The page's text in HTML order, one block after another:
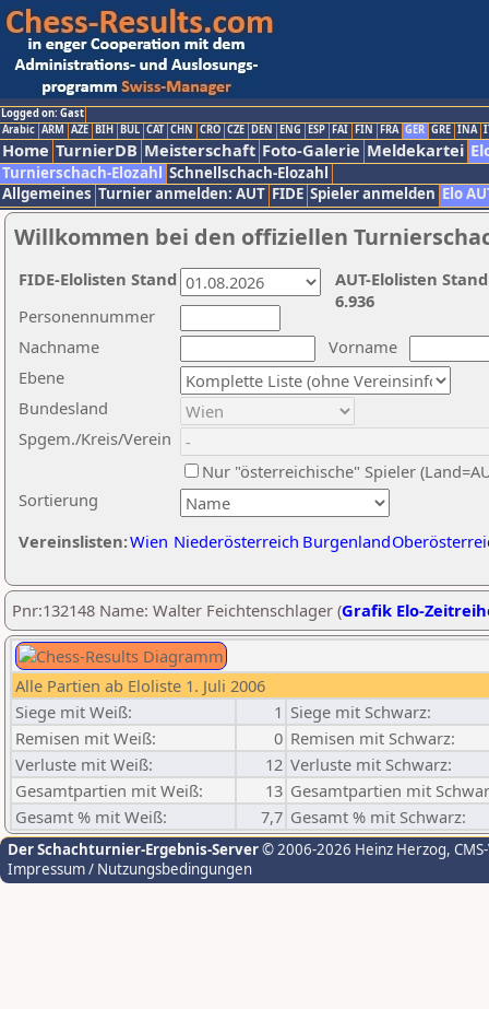
Logged on: Gast
Arabic ARM AZE BIH BUL CAT CHN CRO CZE DEN ENG ESP FAI FIN FRA GER GRE INA
Home TurnierDB Meisterschaft Foto-Galerie Meldekartei
Turnierschach-Elozahl Schnellschach-Elozahl
Allgemeines Turnier anmelden: AUT FIDE Spieler anmelden Elo
Willkommen bei den offiziellen
Nachname
Vorname
Ebene
Sortierung
Personennummer
Bundesland
Spgem./Kreis/Verein
Nur "österreichische" Spieler
Vereinslisten:Wien Niederösterreich Burgenland
AUT-Elolisten
6.936
FIDE-Elolisten Stand
Pnr:132148 Name: Walter Feichtenschlager (Grafik Elo-
Alle Partien ab Eloliste 1. Juli 2006
Siege mit Weiß:
1 Siege mit Schwarz:
Remisen mit Weiß:
0 Remisen mit Schwarz:
Verluste mit Weiß:
12 Verluste mit Schwarz:
Gesamtpartien mit Weiß:
13 Gesamtpartien mit
Gesamt % mit Weiß:
7,7 Gesamt % mit Schwarz:
Der Schachturnier-Ergebnis-Server© 2006-2026 Heinz Herzog,
Impressum / Nutzungsbedingungen